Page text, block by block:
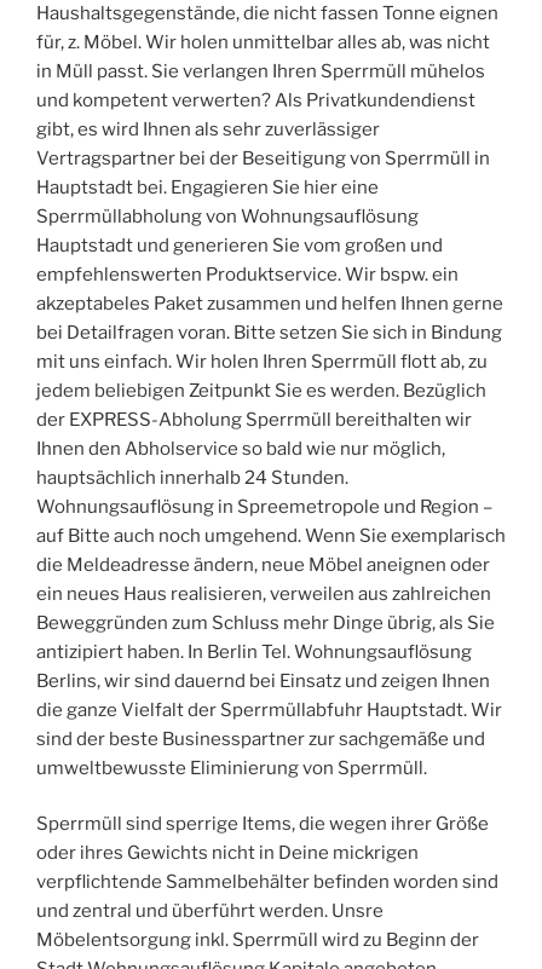
Haushaltsgegenstände, die nicht fassen Tonne eignen
für, z. Möbel. Wir holen unmittelbar alles ab, was nicht
in Müll passt. Sie verlangen Ihren Sperrmüll mühelos
und kompetent verwerten? Als Privatkundendienst
gibt, es wird Ihnen als sehr zuverlässiger
Vertragspartner bei der Beseitigung von Sperrmüll in
Hauptstadt bei. Engagieren Sie hier eine
Sperrmüllabholung von Wohnungsauflösung
Hauptstadt und generieren Sie vom großen und
empfehlenswerten Produktservice. Wir bspw. ein
akzeptabeles Paket zusammen und helfen Ihnen gerne
bei Detailfragen voran. Bitte setzen Sie sich in Bindung
mit uns einfach. Wir holen Ihren Sperrmüll flott ab, zu
jedem beliebigen Zeitpunkt Sie es werden. Bezüglich
der EXPRESS-Abholung Sperrmüll bereithalten wir
Ihnen den Abholservice so bald wie nur möglich,
hauptsächlich innerhalb 24 Stunden.
Wohnungsauflösung in Spreemetropole und Region –
auf Bitte auch noch umgehend. Wenn Sie exemplarisch
die Meldeadresse ändern, neue Möbel aneignen oder
ein neues Haus realisieren, verweilen aus zahlreichen
Beweggründen zum Schluss mehr Dinge übrig, als Sie
antizipiert haben. In Berlin Tel. Wohnungsauflösung
Berlins, wir sind dauernd bei Einsatz und zeigen Ihnen
die ganze Vielfalt der Sperrmüllabfuhr Hauptstadt. Wir
sind der beste Businesspartner zur sachgemäße und
umweltbewusste Eliminierung von Sperrmüll.
Sperrmüll sind sperrige Items, die wegen ihrer Größe
oder ihres Gewichts nicht in Deine mickrigen
verpflichtende Sammelbehälter befinden worden sind
und zentral und überführt werden. Unsre
Möbelentsorgung inkl. Sperrmüll wird zu Beginn der